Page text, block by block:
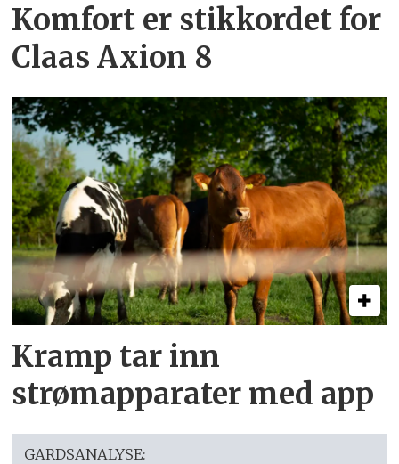
Komfort er stikkordet for
Claas Axion 8
Kramp tar inn
strømapparater med app
GARDSANALYSE: